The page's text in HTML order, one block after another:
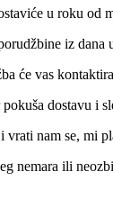
u roku od
iz dana
će vas
dostavu i
nam se, mi
nemara ili